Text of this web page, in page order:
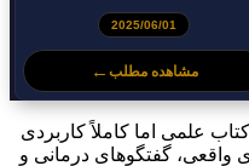
2025/06/01
مشاهده مطلب ←
علمی اما کاملاً کاربردی
واقعی، گفتگوهای درمانی و